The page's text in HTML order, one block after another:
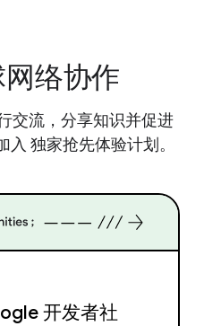
络协作
交流，分享知识并促进
独家抢先体验计划。
开发者社